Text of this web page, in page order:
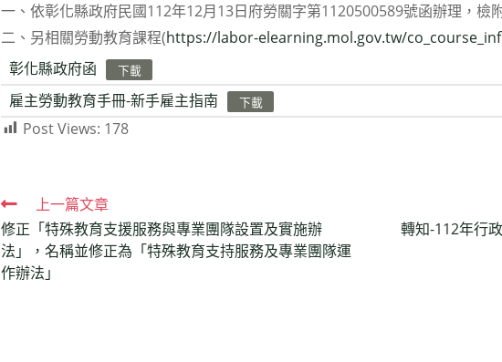
一、依彰化縣政府民國112年12月13日府勞關字第1120500589號函辦理，檢
二、另相關勞動教育課程(https://labor-elearning.mol.gov.tw/
彰化縣政府函
下載
雇主勞動教育手冊-新手雇主指南 下載
Post Views: 178
Read
more
articles
上一篇文章
修正「特殊教育支援服務與專業團隊設置及實施辦
法」，名稱並修正為「特殊教育支持服務及專業團隊運
作辦法」
轉知-112年行